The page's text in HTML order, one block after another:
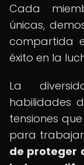
Cada
únicas,
compartida
éxito en la
La
habilidades
tensiones
para trabajar
de proteger